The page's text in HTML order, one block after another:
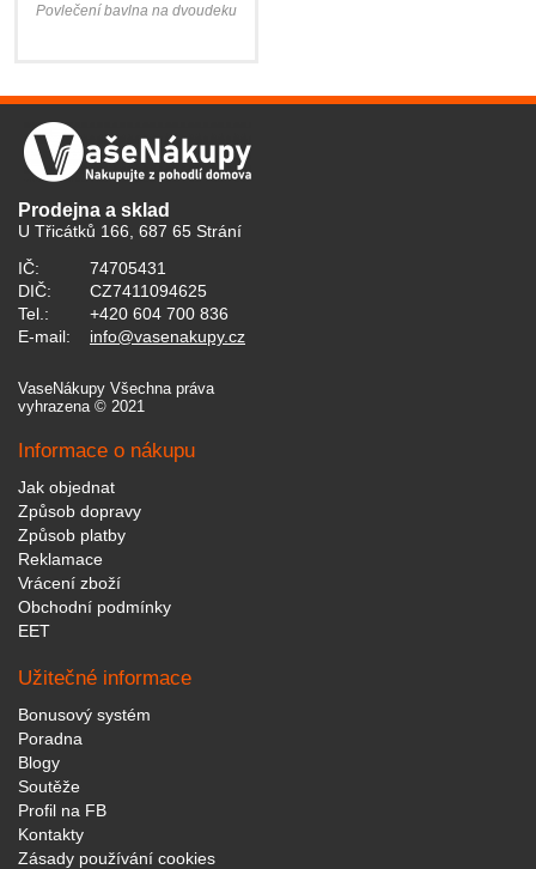
Povlečení bavlna na dvoudeku
Prodejna a sklad
U Třicátků 166, 687 65 Strání
IČ:
74705431
DIČ:
CZ7411094625
Tel.:
+420 604 700 836
E-mail:
info@vasenakupy.cz
VaseNákupy Všechna práva
vyhrazena © 2021
Informace o nákupu
Jak objednat
Způsob dopravy
Způsob platby
Reklamace
Vrácení zboží
Obchodní podmínky
EET
Užitečné informace
Bonusový systém
Poradna
Blogy
Soutěže
Profil na FB
Kontakty
Zásady používání cookies